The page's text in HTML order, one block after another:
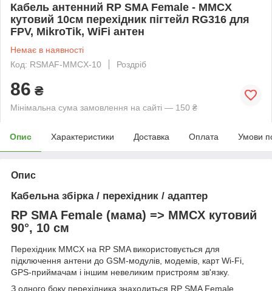
Кабель антенний RP SMA Female - MMCX
кутовий 10см перехідник пігтейл RG316 для
FPV, MikroTik, WiFi антен
Немає в наявності
Код: RSMAF-MMCX-10
Роздріб
86 ₴
Мінімальна сума замовлення на сайті — 150 ₴
Опис Характеристики Доставка Оплата Умови
Опис
Кабельна збірка / перехідник / адаптер
RP SMA Female (мама) => MMCX кутовий
90°, 10 см
Перехідник MMCX на RP SMA використовується для
підключення антени до GSM-модулів, модемів, карт Wi-Fi,
GPS-приймачам і іншим невеликим пристроям зв'язку.
З одного боку перехідника знаходиться RP SMA Female